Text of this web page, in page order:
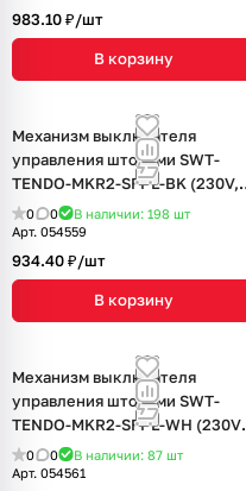
983.10 ₽/шт
В корзину
Механизм выключателя
управления шторами SWT-
TENDO-MKR2-SFPL-BK (230V,
10A) (Arlight, Матовый черный)
0 0 В наличии: 198 шт
Арт. 054559
934.40 ₽/шт
В корзину
Механизм выключателя
управления шторами SWT-
TENDO-MKR2-SFPL-WH (230V,
10A) (Arlight, Матовый белый)
0 0 В наличии: 87 шт
Арт. 054561